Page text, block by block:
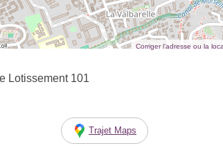
Corriger l’adresse ou la
Lotissement 101
Trajet Maps